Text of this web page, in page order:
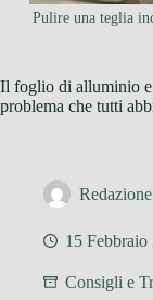
Pulire una teglia
Il foglio di alluminio e
problema che tutti
15 Febbraio
Consigli e